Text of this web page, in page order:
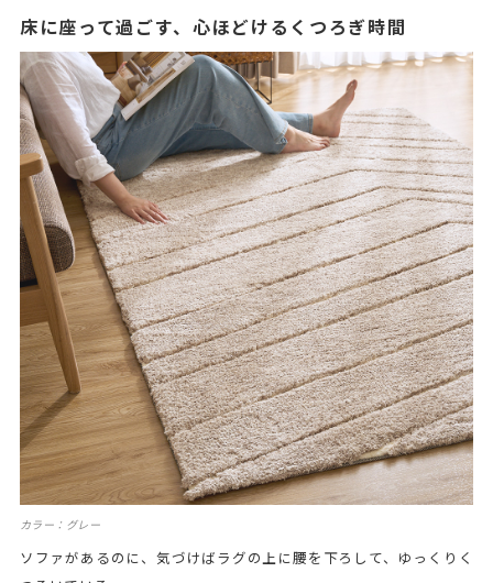
床に座って過ごす、心ほどけるくつろぎ時間
カラー：グレー
ソファがあるのに、気づけばラグの上に腰を下ろして、ゆっくりく